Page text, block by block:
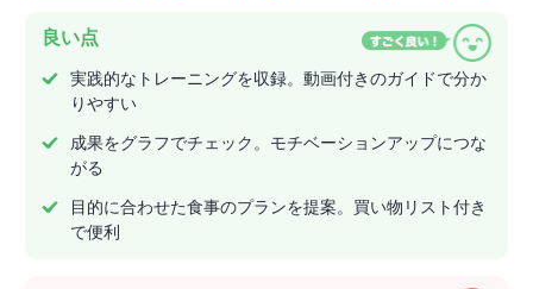
良い点
実践的なトレーニングを収録。動画付きのガイドで分か
りやすい
成果をグラフでチェック。モチベーションアップにつな
がる
目的に合わせた食事のプランを提案。買い物リスト付き
で便利